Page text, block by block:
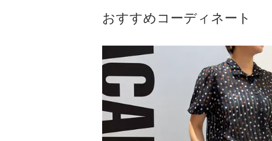
おすすめコーディネート